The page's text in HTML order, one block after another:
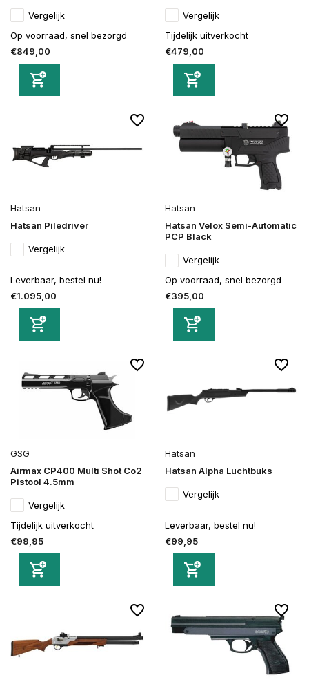
Vergelijk
Op voorraad, snel bezorgd
€849,00
Vergelijk
Tijdelijk uitverkocht
€479,00
Hatsan
Hatsan Piledriver
Vergelijk
Leverbaar, bestel nu!
€1.095,00
Hatsan
Hatsan Velox Semi-Automatic
PCP Black
Vergelijk
Op voorraad, snel bezorgd
€395,00
GSG
Airmax CP400 Multi Shot Co2
Pistool 4.5mm
Vergelijk
Tijdelijk uitverkocht
€99,95
Hatsan
Hatsan Alpha Luchtbuks
Vergelijk
Leverbaar, bestel nu!
€99,95